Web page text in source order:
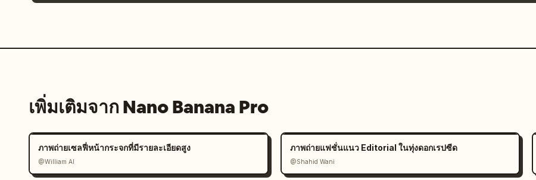
เพิ่มเติมจาก Nano Banana Pro
ภาพถ่ายเซลฟี่หน้ากระจกที่มีรายละเอียดสูง
@William AI
ภาพถ่ายแฟชั่นแนว Editorial ในทุ่งดอกเรปซีด
@Shahid Wani